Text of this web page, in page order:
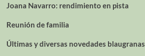
Joana Navarro: rendimiento en pista
Reunión de familia
Últimas y diversas novedades blaugranas